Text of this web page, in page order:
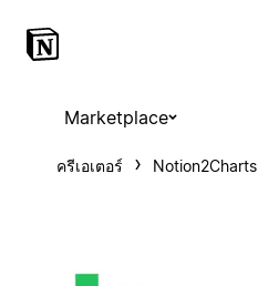
Marketplace
ครีเอเตอร์ Notion2Charts